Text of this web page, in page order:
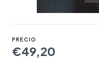
PRECIO
€49,20